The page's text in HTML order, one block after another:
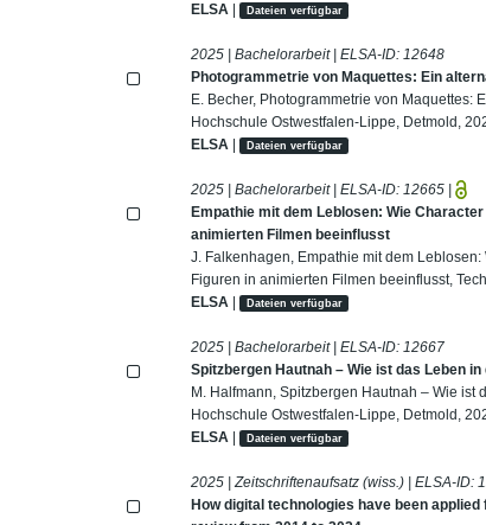
ELSA | Dateien verfügbar
2025 | Bachelorarbeit | ELSA-ID: 12648
Photogrammetrie von Maquettes: Ein
E. Becher, Photogrammetrie von Maquettes:
Hochschule Ostwestfalen-Lippe, Detmold,
ELSA | Dateien verfügbar
2025 | Bachelorarbeit | ELSA-ID: 12665 |
Empathie mit dem Leblosen: Wie
animierten Filmen beeinflusst
J. Falkenhagen, Empathie mit dem
Figuren in animierten Filmen beeinflusst,
ELSA | Dateien verfügbar
2025 | Bachelorarbeit | ELSA-ID: 12667
Spitzbergen Hautnah – Wie ist das Leben
M. Halfmann, Spitzbergen Hautnah – Wie ist
Hochschule Ostwestfalen-Lippe, Detmold,
ELSA | Dateien verfügbar
2025 | Zeitschriftenaufsatz (wiss.) | ELSA-ID:
How digital technologies have been